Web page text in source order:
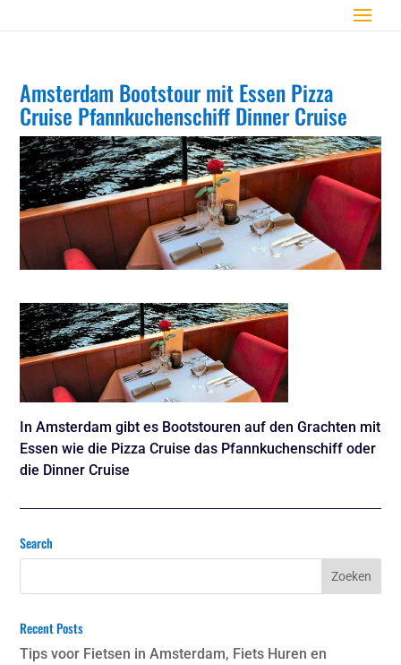
Amsterdam Bootstour mit Essen Pizza
Cruise Pfannkuchenschiff Dinner Cruise
In Amsterdam gibt es Bootstouren auf den Grachten mit
Essen wie die Pizza Cruise das Pfannkuchenschiff oder
die Dinner Cruise
Search
Recent Posts
Tips voor Fietsen in Amsterdam, Fiets Huren en